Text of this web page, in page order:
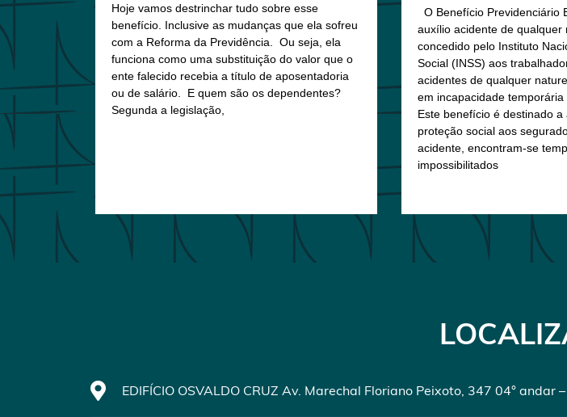
Hoje vamos destrinchar tudo sobre esse
benefício. Inclusive as mudanças que ela sofreu
com a Reforma da Previdência. Ou seja, ela
funciona como uma substituição do valor que o
ente falecido recebia a título de aposentadoria
ou de salário. E quem são os dependentes?
Segunda a legislação,
O Benefício Previdenciário
auxílio acidente de qualquer
concedido pelo Instituto
Social (INSS) aos
acidentes de qualquer
em incapacidade temporária
Este benefício é destinado a
proteção social aos
acidente, encontram-se
impossibilitados
EDIFÍCIO OSVALDO CRUZ Av. Marechal Floriano Peixoto, 347 04° andar